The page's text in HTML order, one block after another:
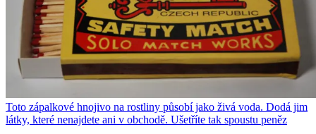
Toto zápalkové hnojivo na rostliny působí jako živá voda. Dodá jim
látky, které nenajdete ani v obchodě. Ušetříte tak spoustu peněz